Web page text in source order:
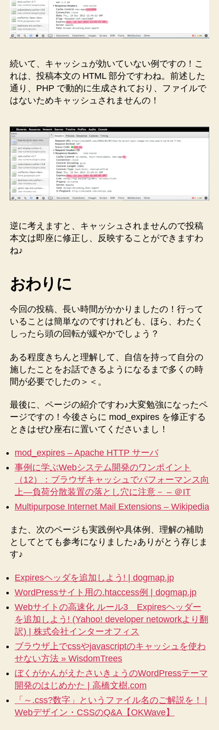
続いて、キャッシュが効いていない例ですの！こ
れは、投稿本文の HTML 部分ですわね。前述した
通り、PHP で動的に生成されており、ファイルで
はないためキャッシュされませんの！
逆に考えますと、キャッシュされませんので投稿
本文は即座に修正し、反映することができますわ
ね♪
おわりに
今回の投稿、長い時間がかかりましたの！行って
いることは簡単なのですけれども、ほら、わたく
しったら頭の回転が緩やかでしょう？
ある程度きちんと理解して、自信を持って自分の
施したことをお話できるようになるまで多くの時
間が必要でしたの＞＜。
最後に、ページの紹介ですわ♪大変勉強になったペ
ージですの！今後さらに mod_expires を修正する
ときはぜひ座右に置いてくださいまし！
mod_expires – Apache HTTP サーバ
事例に学ぶWebシステム開発のワンポイント
（12）：ブラウザキャッシュでパフォーマンス向
上―負荷分散装置の落とし穴に注意－ – ＠IT
Multipurpose Internet Mail Extensions – Wikipedia
また、次のページも実践例や具体例、理解の補助
としてとても参考になりました♪ありがとう存じま
す♪
Expiresヘッダを追加しよう! | dogmap.jp
WordPressサイト用の.htaccess例 | dogmap.jp
Webサイトの高速化 ルール3 Expiresヘッダー
を追加しよう! (Yahoo! developer netoworkより翻
訳) | 株式会社インターオフィス
ブラウザ上でcssやjavascriptのキャッシュを使わ
せない方法 » WisdomTrees
ぼくがかんがえたさいきょうのWordPressテーマ
開発のはじめかた | 高橋文樹.com
「～.css?数字」というファイル名のご解説を！ |
Webデザイン・CSSのQ&A【OKWave】